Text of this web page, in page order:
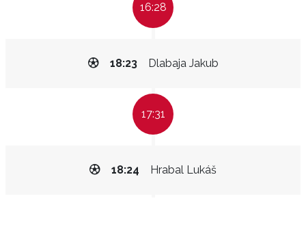
16:28
Dlabaja Jakub
18:23
17:31
Hrabal Lukáš
18:24